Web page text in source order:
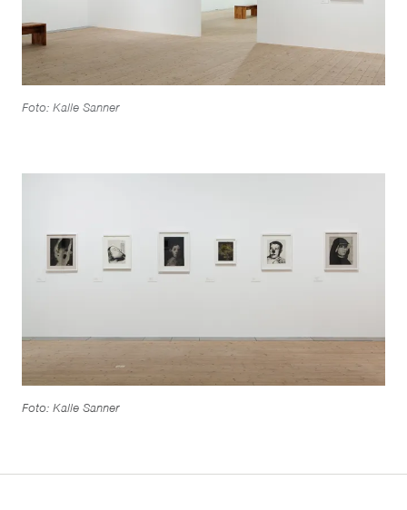
Foto: Kalle Sanner
Foto: Kalle Sanner